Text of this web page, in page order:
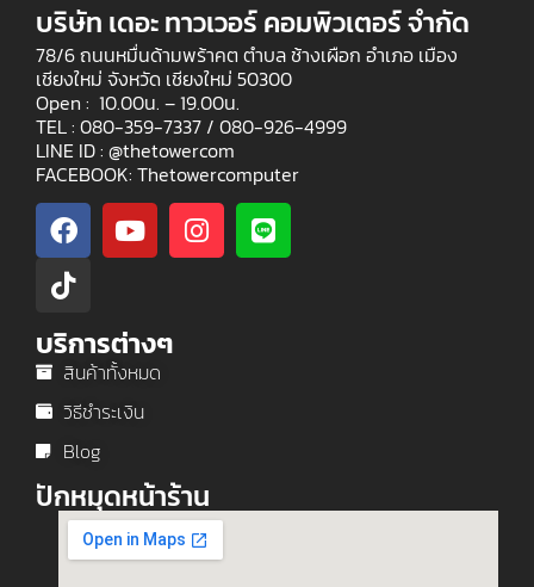
บริษัท เดอะ ทาวเวอร์ คอมพิวเตอร์ จำกัด
78/6 ถนนหมื่นด้ามพร้าคต ตำบล ช้างเผือก อำเภอ เมือง
เชียงใหม่ จังหวัด เชียงใหม่ 50300
Open : 10.00น. – 19.00น.
TEL : 080-359-7337 / 080-926-4999
LINE ID : @thetowercom
FACEBOOK: Thetowercomputer
บริการต่างๆ
สินค้าทั้งหมด
วิธีชำระเงิน
Blog
ปักหมุดหน้าร้าน